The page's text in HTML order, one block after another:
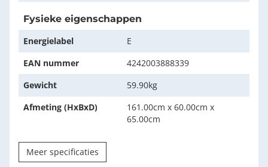
Fysieke eigenschappen
Energielabel
E
EAN nummer
4242003888339
Gewicht
59.90kg
Afmeting (HxBxD)
161.00cm x 60.00cm x
65.00cm
Meer specificaties